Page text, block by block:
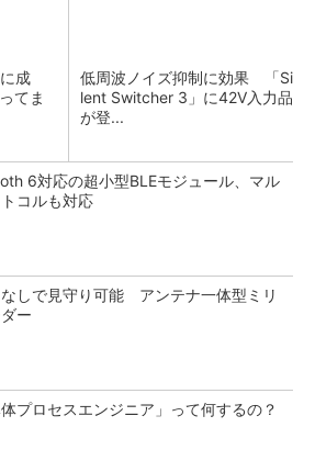
成
てま
低周波ノイズ抑制に効果 「Si
lent Switcher 3」に42V入力品
が登...
6対応の超小型BLEモジュール、マル
コルも対応
しで見守り可能 アンテナ一体型ミリ
ー
体プロセスエンジニア」って何するの？